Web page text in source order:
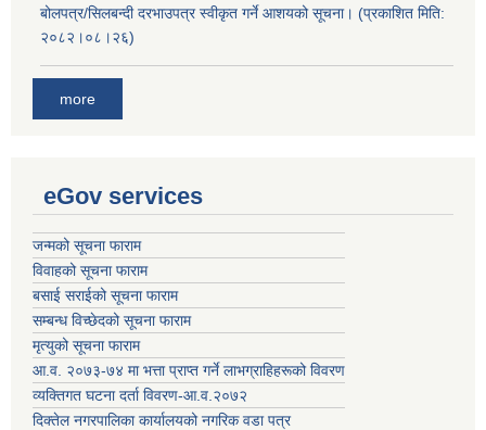
बोलपत्र/सिलबन्दी दरभाउपत्र स्वीकृत गर्ने आशयको सूचना। (प्रकाशित मिति:
२०८२।०८।२६)
more
eGov services
जन्मको सूचना फाराम
विवाहको सूचना फाराम
बसाई सराईको सूचना फाराम
सम्बन्ध विच्छेदको सूचना फाराम
मृत्युको सूचना फाराम
आ.व. २०७३-७४ मा भत्ता प्राप्त गर्ने लाभग्राहिहरूको विवरण
व्यक्तिगत घटना दर्ता विवरण-आ.व.२०७२
दिक्तेल नगरपालिका कार्यालयको नगरिक वडा पत्र